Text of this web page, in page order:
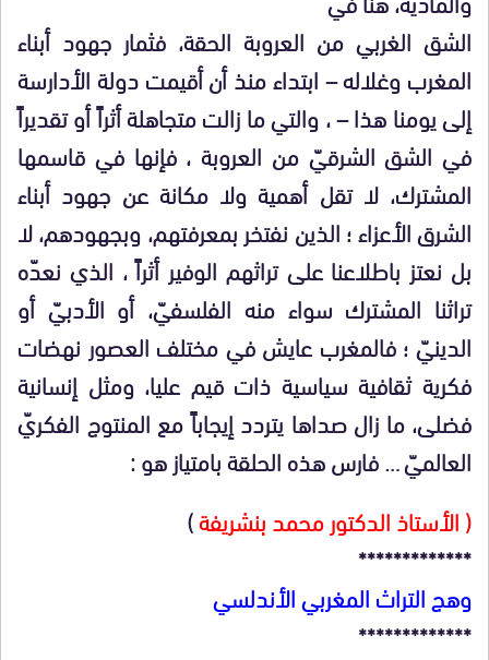
الشق الغربي من العروبة الحقة، فثمار جهود أبناء
المغرب وغلاله – ابتداء منذ أن أقيمت دولة الأدارسة
إلى يومنا هذا – ، والتي ما زالت متجاهلة أثراً أو تقديراً
في الشق الشرقيّ من العروبة ، فإنها في قاسمها
المشترك، لا تقل أهمية ولا مكانة عن جهود أبناء
الشرق الأعزاء ؛ الذين نفتخر بمعرفتهم، وبجهودهم، لا
بل نعتز باطلاعنا على تراثهم الوفير أثراً ، الذي نعدّه
تراثنا المشترك سواء منه الفلسفيّ، أو الأدبيّ أو
الدينيّ ؛ فالمغرب عايش في مختلف العصور نهضات
فكرية ثقافية سياسية ذات قيم عليا، ومثل إنسانية
فضلى، ما زال صداها يتردد إيجاباً مع المنتوج الفكريّ
العالميّ … فارس هذه الحلقة بامتياز هو :
( الأستاذ الدكتور محمد بنشريفة)
*************
وهج التراث المغربي الأندلسي
*************